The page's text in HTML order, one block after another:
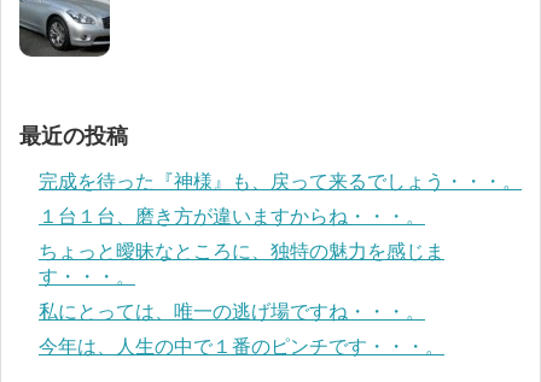
最近の投稿
完成を待った『神様』も、戻って来るでしょう・・・。
１台１台、磨き方が違いますからね・・・。
ちょっと曖昧なところに、独特の魅力を感じま
す・・・。
私にとっては、唯一の逃げ場ですね・・・。
今年は、人生の中で１番のピンチです・・・。